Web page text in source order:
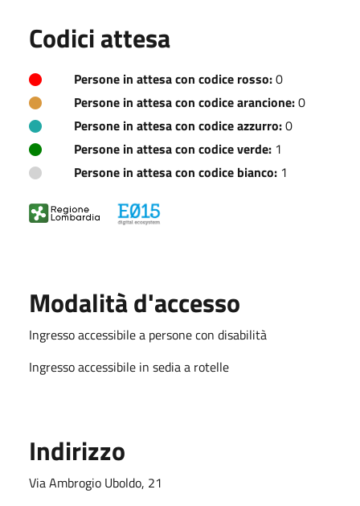
Codici attesa
Persone in attesa con codice rosso:0
Persone in attesa con codice arancione:0
Persone in attesa con codice azzurro:0
Persone in attesa con codice verde: 1
Persone in attesa con codice bianco: 1
Modalità d'accesso
Ingresso accessibile a persone con disabilità
Ingresso accessibile in sedia a rotelle
Indirizzo
Via Ambrogio Uboldo, 21